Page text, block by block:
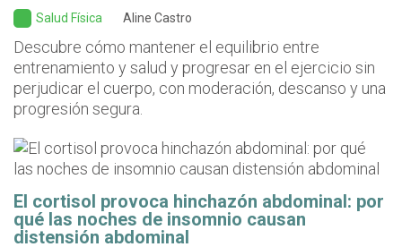
Salud Física Aline Castro
Descubre cómo mantener el equilibrio entre
entrenamiento y salud y progresar en el ejercicio sin
perjudicar el cuerpo, con moderación, descanso y una
progresión segura.
El cortisol provoca hinchazón abdominal: por
qué las noches de insomnio causan
distensión abdominal